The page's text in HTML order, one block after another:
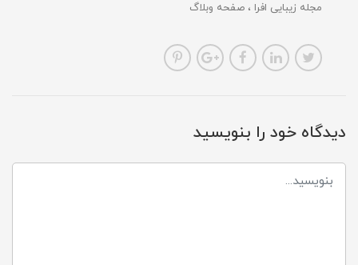
مجله زیبایی افرا
صفحه وبلاگ
دیدگاه خود را بنویسید